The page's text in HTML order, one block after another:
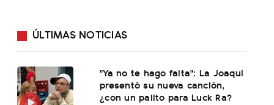
ÚLTIMAS NOTICIAS
"Ya no te hago falta": La Joaqui
presentó su nueva canción,
¿con un palito para Luck Ra?